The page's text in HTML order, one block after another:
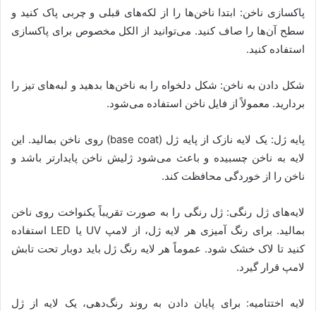
پاکسازی ناخن: ابتدا ناخن‌ها را از لکه‌های قبلی و چربی پاک کنید و
سطح آن‌ها را صاف کنید. می‌توانید از الکل مخصوص برای پاکسازی
استفاده کنید.
شکل دادن به ناخن: شکل دلخواه را به ناخن‌ها بدهید و لبه‌های تیز را
بردارید. معمولاً از فایل ناخن استفاده می‌شود.
پایه ژل: یک لایه نازک از پایه ژل (base coat) روی ناخن بمالید. این
لایه به ناخن چسبیده و باعث می‌شود ژلیش ناخن پایدارتر باشد و
ناخن را از خوردگی محافظت کند.
لایه‌های ژل رنگی: ژل رنگی را به صورت تقریباً یکنواخت روی ناخن
بمالید. برای رنگ آمیزی هر لایه ژل، از لامپ UV یا LED استفاده
کنید تا لاک خشک شود. عموماً هر لایه رنگ ژل باید دوبار تحت تابش
لامپ قرار گیرد.
لایه اختتامیه: برای پایان دادن به روند رنگ‌دهی، یک لایه از ژل